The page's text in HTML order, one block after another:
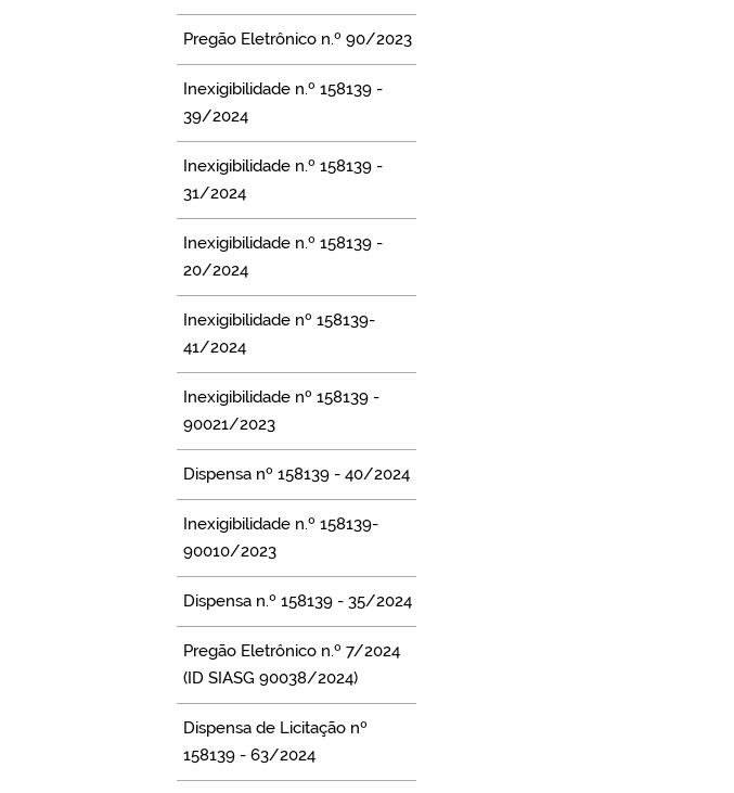
Pregão Eletrônico n.º 90/2023
Inexigibilidade n.º 158139 -
39/2024
Inexigibilidade n.º 158139 -
31/2024
Inexigibilidade n.º 158139 -
20/2024
Inexigibilidade nº 158139-
41/2024
Inexigibilidade nº 158139 -
90021/2023
Dispensa nº 158139 - 40/2024
Inexigibilidade n.º 158139-
90010/2023
Dispensa n.º 158139 - 35/2024
Pregão Eletrônico n.º 7/2024
(ID SIASG 90038/2024)
Dispensa de Licitação nº
158139 - 63/2024